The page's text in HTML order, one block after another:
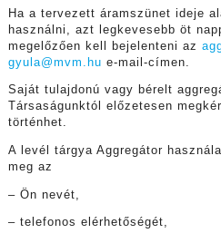
Ha a tervezett áramszünet ideje
használni, azt legkevesebb öt
megelőzően kell bejelenteni az
gyula@mvm.hu e-mail-címen.
Saját tulajdonú vagy bérelt
Társaságunktól előzetesen
történhet.
A levél tárgya Aggregátor
meg az
– Ön nevét,
– telefonos elérhetőségét,